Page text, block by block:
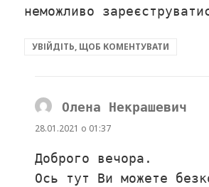
неможливо
УВІЙДІТЬ, ЩОБ КОМЕНТУВАТИ
Олена Некрашевич
28.01.2021 о 01:37
Доброго вечора.
Ось тут Ви можете